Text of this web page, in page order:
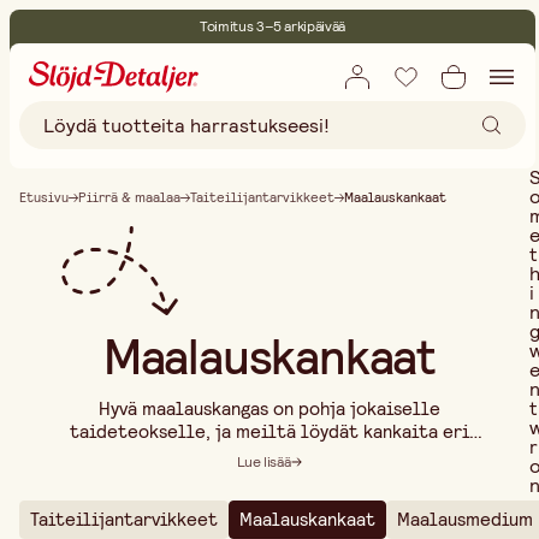
Toimitus 3–5 arkipäivää
Ilmainen toimitus yli 75 € ostoksille
Etusivu Piirrä & maalaa Taiteilijantarvikkeet Maalauskankaat
Maalauskankaat
Hyvä maalauskangas on pohja jokaiselle
taideteokselle, ja meiltä löydät kankaita eri
kokoisina, muotoisina ja materiaaleina kaikkiin
akryylin, öljyn tai sekoitustekniikoiden kanssa,
meiltä löytyy vaihtoehtoja, jotka tarjoavat oikean
Lue lisää
Taiteilijantarvikkeet Maalauskankaat Maalausmedium
e
t
h
i
n
g
e
n
t
r
n
..